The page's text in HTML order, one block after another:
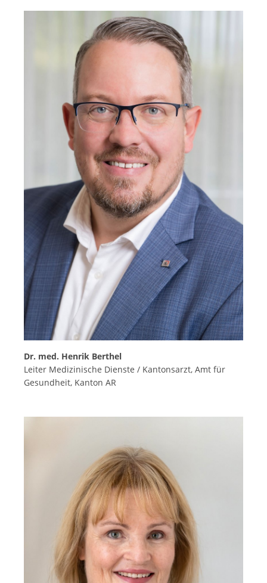
Dr. med. Henrik Berthel
Leiter Medizinische Dienste / Kantonsarzt, Amt für
Gesundheit, Kanton AR